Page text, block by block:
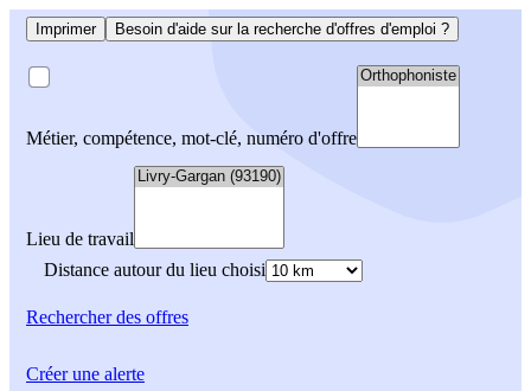
Imprimer Besoin d'aide sur la recherche d'offres d'emploi ?
Métier, compétence, mot-clé, numéro d'offre
Lieu de travail
Distance autour du lieu choisi
Rechercherdes offres
Créer une alerte